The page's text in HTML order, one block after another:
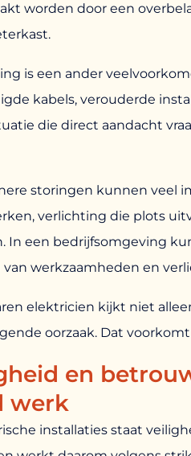
worden door een
is een ander
kabels, verouderde
die direct aandacht
storingen kunnen veel
verlichting die plots
In een bedrijfsomgeving
werkzaamheden en
elektricien kijkt niet
oorzaak. Dat
en
werk
installaties staat